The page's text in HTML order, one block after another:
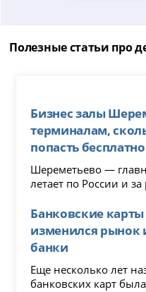
Полезные статьи про
Бизнес залы
терминалам,
попасть бесплатно
Шереметьево —
летает по России и за
Банковские
изменился рынок
банки
Еще несколько лет
банковских карт